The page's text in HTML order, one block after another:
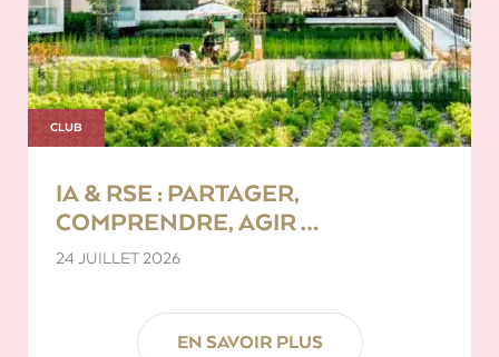
CLUB
IA & RSE : PARTAGER,
COMPRENDRE, AGIR …
24 JUILLET 2026
EN SAVOIR PLUS